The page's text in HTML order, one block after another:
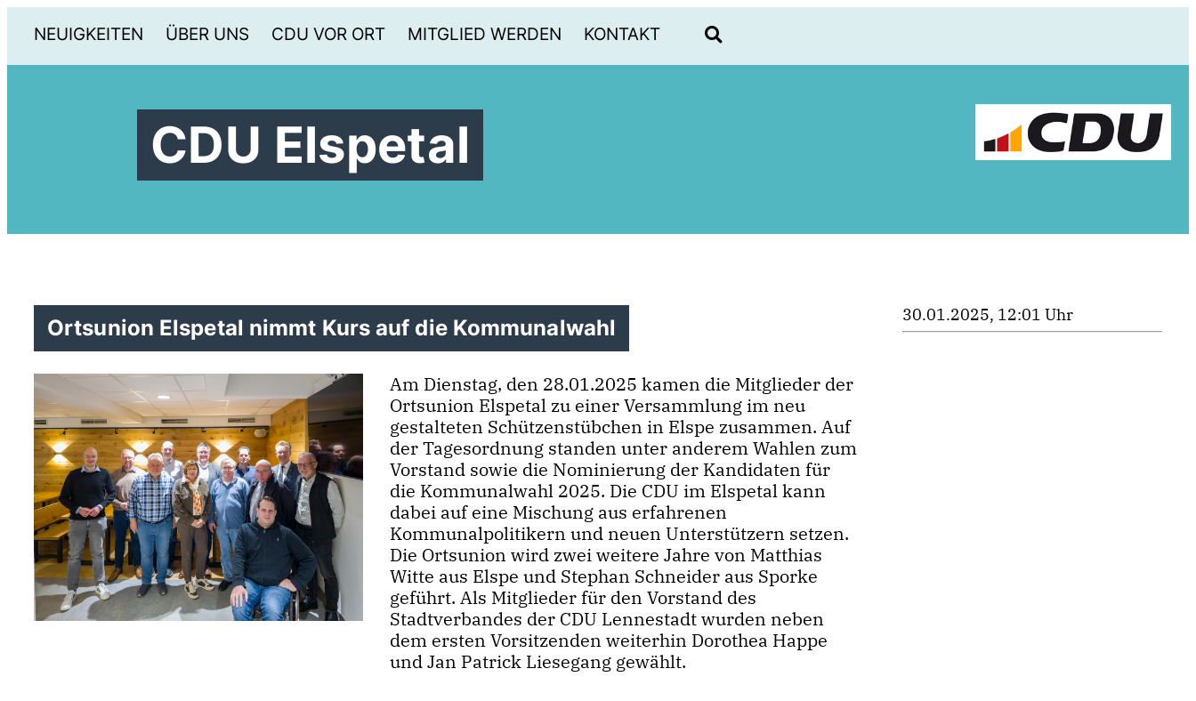
NEUIGKEITEN ÜBER UNS CDU VOR ORT MITGLIED WERDEN KONTAKT
CDU Elspetal
Ortsunion Elspetal nimmt Kurs auf die Kommunalwahl
Am Dienstag, den 28.01.2025 kamen die Mitglieder der
Ortsunion Elspetal zu einer Versammlung im neu
gestalteten Schützenstübchen in Elspe zusammen. Auf
der Tagesordnung standen unter anderem Wahlen zum
Vorstand sowie die Nominierung der Kandidaten für
die Kommunalwahl 2025. Die CDU im Elspetal kann
dabei auf eine Mischung aus erfahrenen
Kommunalpolitikern und neuen Unterstützern setzen.
Die Ortsunion wird zwei weitere Jahre von Matthias
Witte aus Elspe und Stephan Schneider aus Sporke
geführt. Als Mitglieder für den Vorstand des
Stadtverbandes der CDU Lennestadt wurden neben
dem ersten Vorsitzenden weiterhin Dorothea Happe
und Jan Patrick Liesegang gewählt.
30.01.2025, 12:01 Uhr